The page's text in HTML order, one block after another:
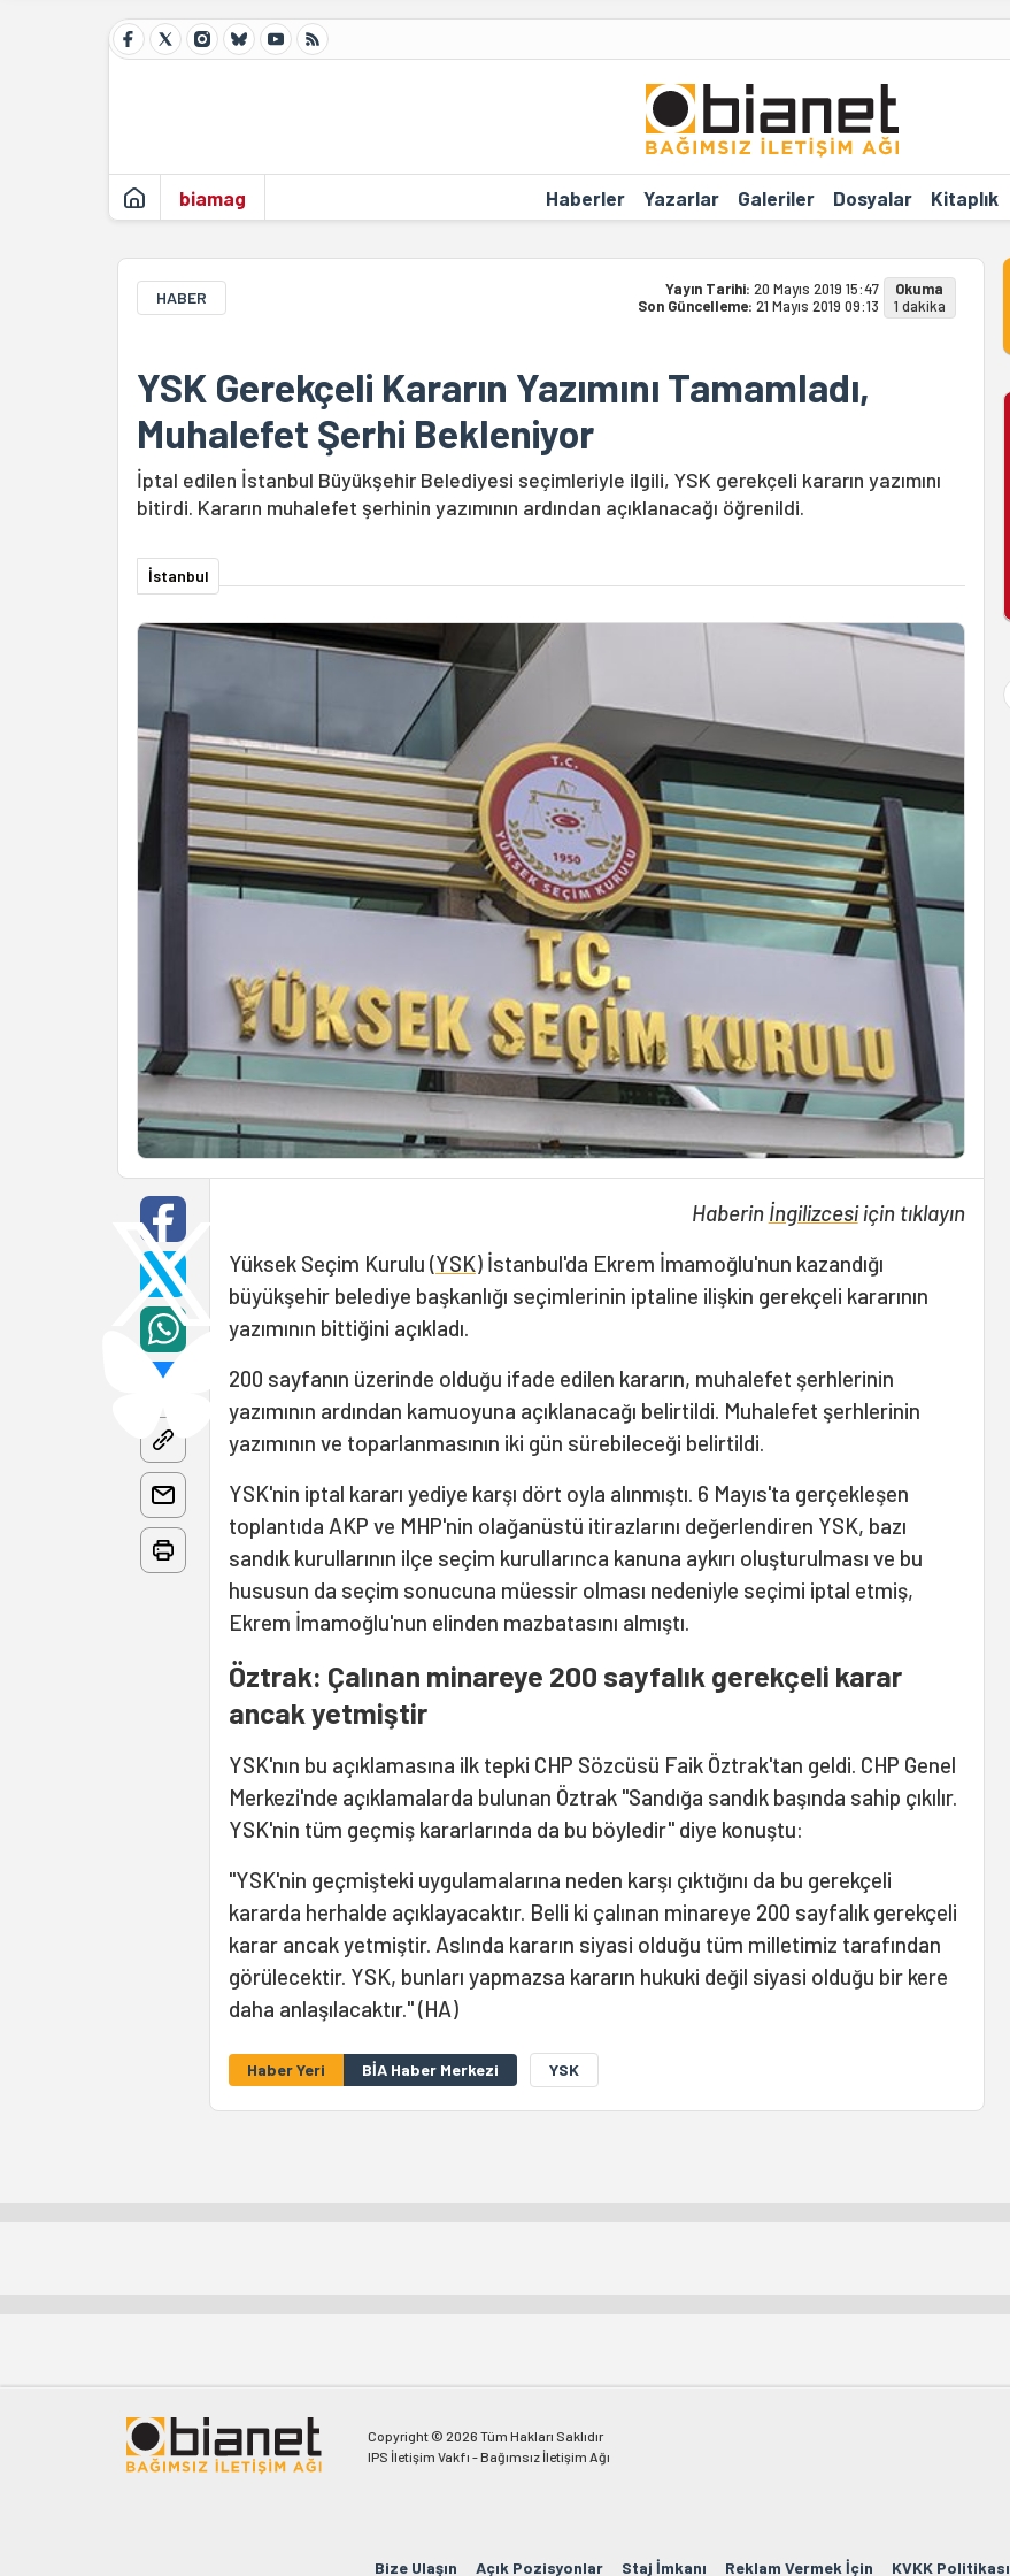
biamag Haberler Yazarlar Galeriler Dosyalar Kitaplık
HABER Yayın Tarihi: 20 Mayıs 2019 15:47
Son Güncelleme: 21 Mayıs 2019 09:13
Okuma
1 dakika
YSK Gerekçeli Kararın Yazımını Tamamladı,
Muhalefet Şerhi Bekleniyor
İptal edilen İstanbul Büyükşehir Belediyesi seçimleriyle ilgili, YSK gerekçeli kararın yazımını
bitirdi. Kararın muhalefet şerhinin yazımının ardından açıklanacağı öğrenildi.
İstanbul
Haberin İngilizcesiiçin tıklayın
Yüksek Seçim Kurulu (YSK) İstanbul'da Ekrem İmamoğlu'nun kazandığı
büyükşehir belediye başkanlığı seçimlerinin iptaline ilişkin gerekçeli kararının
yazımının bittiğini açıkladı.
200 sayfanın üzerinde olduğu ifade edilen kararın, muhalefet şerhlerinin
yazımının ardından kamuoyuna açıklanacağı belirtildi. Muhalefet şerhlerinin
yazımının ve toparlanmasının iki gün sürebileceği belirtildi.
YSK'nin iptal kararı yediye karşı dört oyla alınmıştı. 6 Mayıs'ta gerçekleşen
toplantıda AKP ve MHP'nin olağanüstü itirazlarını değerlendiren YSK, bazı
sandık kurullarının ilçe seçim kurullarınca kanuna aykırı oluşturulması ve bu
hususun da seçim sonucuna müessir olması nedeniyle seçimi iptal etmiş,
Ekrem İmamoğlu'nun elinden mazbatasını almıştı.
Öztrak: Çalınan minareye 200 sayfalık gerekçeli karar
ancak yetmiştir
YSK'nın bu açıklamasına ilk tepki CHP Sözcüsü Faik Öztrak'tan geldi. CHP Genel
Merkezi'nde açıklamalarda bulunan Öztrak "Sandığa sandık başında sahip çıkılır.
YSK'nin tüm geçmiş kararlarında da bu böyledir" diye konuştu:
"YSK'nin geçmişteki uygulamalarına neden karşı çıktığını da bu gerekçeli
kararda herhalde açıklayacaktır. Belli ki çalınan minareye 200 sayfalık gerekçeli
karar ancak yetmiştir. Aslında kararın siyasi olduğu tüm milletimiz tarafından
görülecektir. YSK, bunları yapmazsa kararın hukuki değil siyasi olduğu bir kere
daha anlaşılacaktır." (HA)
Haber Yeri BİA Haber Merkezi YSK
Copyright © 2026 Tüm Hakları Saklıdır
IPS İletişim Vakfı - Bağımsız İletişim Ağı
Bize Ulaşın Açık Pozisyonlar Staj İmkanı Reklam Vermek İçin KVKK Politikası